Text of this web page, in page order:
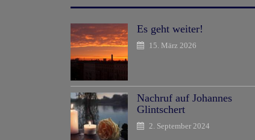
Es geht weiter!
15. März 2026
Nachruf auf Johannes
Glintschert
2. September 2024